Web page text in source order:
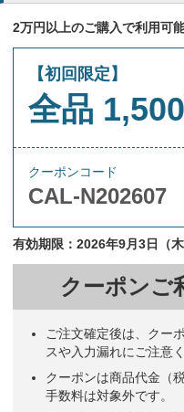
2万円以上のご購入で利用可
【初回限定】
全品
クーポンコード
CAL-N202607
有効期限：2026年9月3日（
クーポンご
ご注文確定後は、クー
スや入力漏れにご注意
クーポンは商品代金（
手数料は対象外です。